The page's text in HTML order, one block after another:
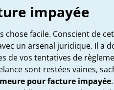
impayée
chose facile. Conscient de
un arsenal juridique. Il a
de vos tentatives de
sont restées vaines,
pour facture impayée.